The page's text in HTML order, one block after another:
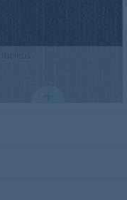
nucleus